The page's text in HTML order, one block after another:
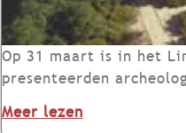
n
d
e
z
Op 31 maart is in het
presenteerden
Meer lezeno